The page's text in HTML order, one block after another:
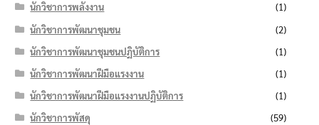
นักวิชาการพลังงาน
(1)
นักวิชาการพัฒนาชุมชน
(2)
นักวิชาการพัฒนาชุมชนปฏิบัติการ
(1)
นักวิชาการพัฒนาฝีมือแรงงาน
(1)
นักวิชาการพัฒนาฝีมือแรงงานปฏิบัติการ
(1)
นักวิชาการพัสดุ
(59)